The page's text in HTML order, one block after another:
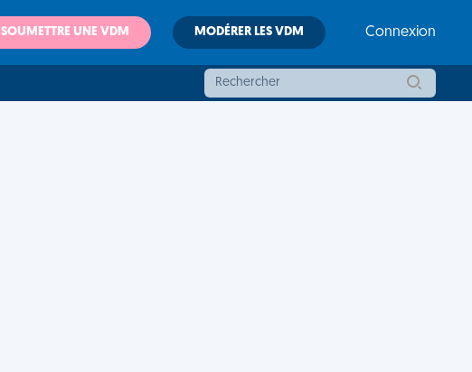
SOUMETTRE UNE VDM MODÉRER LES VDM Connexion